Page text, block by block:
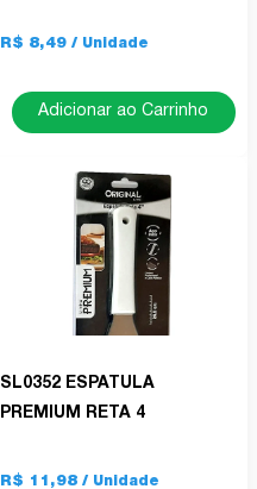
R$ 8,49
Adicionar ao Carrinho
SL0352 ESPATULA
PREMIUM RETA 4
R$ 11,98